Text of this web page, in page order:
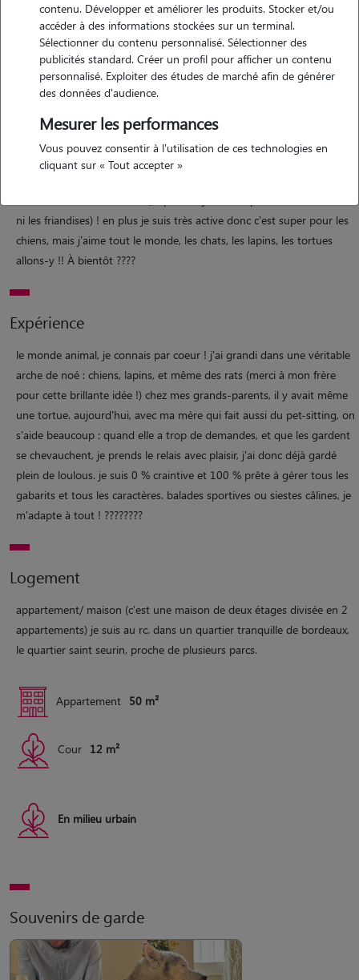
Motivation
pourquoi je fais ça ? parce que pour moi, une maison sans poils ou
sans petites pattes, c'est un peu vide ! j'aime les animaux plus que
tout et mon plus grand bonheur, c'est de leur éviter le chenille ou
l'isolement. mon objectif est simple : que votre compagnon se sente
m'occuperai de lui avec autant de gaga-titude et de sérieux que si
ni les friandises) ! en plus je suis très active donc c'est super pour les
chiens, mais j'aime tout le monde, les chats, les lapins, les tortues
allons-y !! À bientôt ????
Expérience
le monde animal, je connais par coeur ! j'ai grandi dans une véritable
arche de noé : chiens, lapins, et même des rats (merci à mon frère
pour cette brillante idée !) chez mes grands-parents, il y avait même
une tortue. aujourd'hui, avec ma mère qui fait aussi du pet-sitting, on
s'aide beaucoup : quand elle a trop de demandes, et que les gardent
se chevauchent, je prends le relais avec plaisir, j'ai donc déjà gardé
plein de loulous. je suis 0 % craintive et 100 % prête à gérer tous les
gabarits et tous les caractères. balades sportives ou siestes câlines, je
m'adapte à tout ! ????????
Logement
appartement/ maison (c'est une maison de deux étages divisée en 2
appartements) je suis au rc. dans un quartier tranquille de bordeaux,
le quartier saint seurin, proche de plusieurs parcs.
Appartement 50 m²
Cour 12 m²
En milieu urbain
Souvenirs de garde
contenu. Développer et améliorer les produits. Stocker et/ou
accéder à des informations stockées sur un terminal.
Sélectionner du contenu personnalisé. Sélectionner des
publicités standard. Créer un profil pour afficher un contenu
personnalisé. Exploiter des études de marché afin de générer
des données d'audience.
Mesurer les performances
Vous pouvez consentir à l'utilisation de ces technologies en
cliquant sur « Tout accepter »